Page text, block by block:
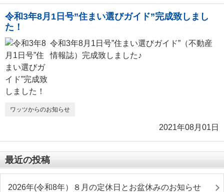
令和3年8月1日号”住まい選びガイド”完成致しまし
た！
令和3年8月1日号”住まい選びガイド”（不動産
情報誌）完成致しました♪
ワッツからのお知らせ
2021年08月01日
最近の投稿
2026年(令和8年）８月の定休日とお盆休みのお知らせ